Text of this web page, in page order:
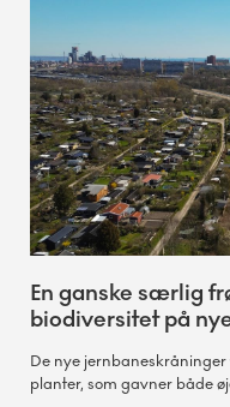
En ganske særlig
biodiversitet på
De nye
planter, som gavner både